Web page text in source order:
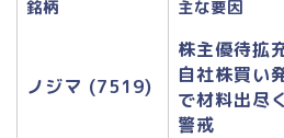
銘柄 主な要因
ノジマ (7519)
株主優待拡
自社株買い
で材料出尽
警戒